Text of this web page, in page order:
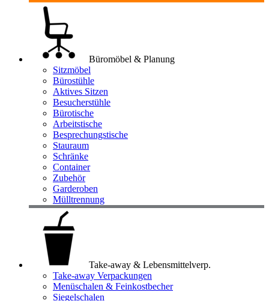
Büromöbel & Planung
Sitzmöbel
Bürostühle
Aktives Sitzen
Besucherstühle
Bürotische
Arbeitstische
Besprechungstische
Stauraum
Schränke
Container
Zubehör
Garderoben
Mülltrennung
Take-away & Lebensmittelverp.
Take-away Verpackungen
Menüschalen & Feinkostbecher
Siegelschalen